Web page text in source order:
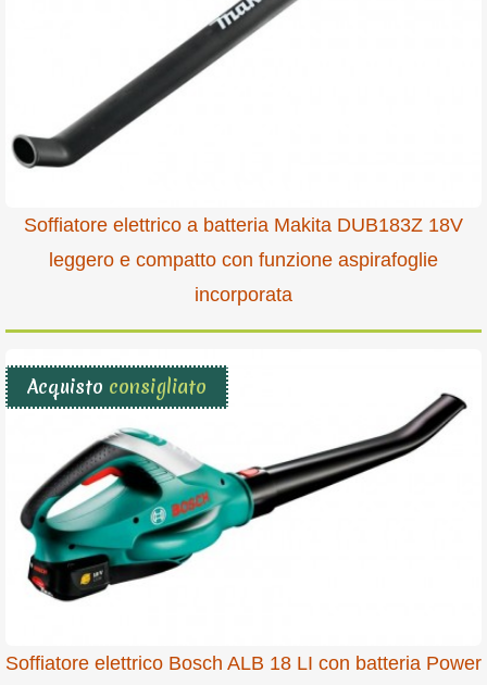
Soffiatore elettrico a batteria Makita DUB183Z 18V
leggero e compatto con funzione aspirafoglie
incorporata
Acquisto consigliato
Soffiatore elettrico Bosch ALB 18 LI con batteria Power